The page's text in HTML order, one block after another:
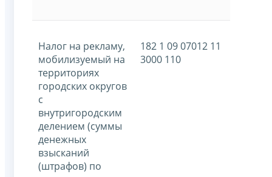
Налог на рекламу,
мобилизуемый на
территориях
городских округов
с
внутригородским
делением (суммы
денежных
взысканий
(штрафов) по
182 1 09 07012 11
3000 110